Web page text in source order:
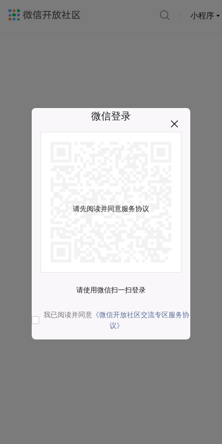
小程序
微信登录
请先阅读并同意服务协议
请使用微信扫一扫登录
我已阅读并同意 《微信开放社区交流专区服务协
议》